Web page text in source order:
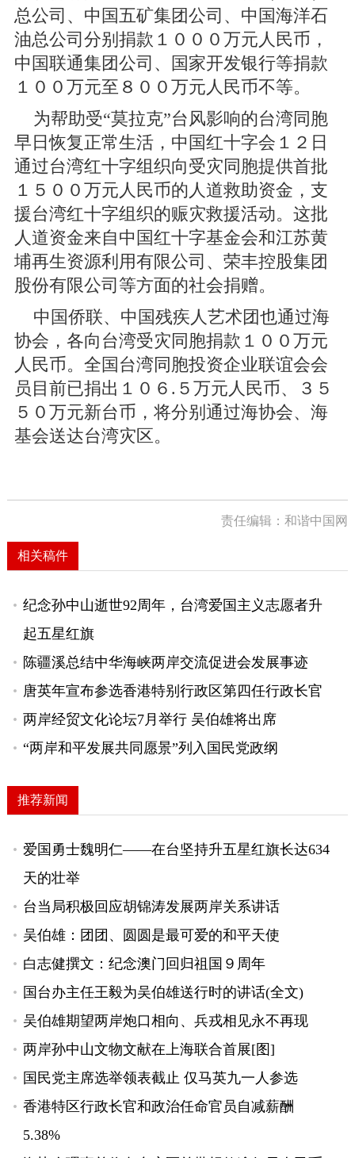
总公司、中国五矿集团公司、中国海洋石
油总公司分别捐款１０００万元人民币，
中国联通集团公司、国家开发银行等捐款
１００万元至８００万元人民币不等。
为帮助受“莫拉克”台风影响的台湾同胞
早日恢复正常生活，中国红十字会１２日
通过台湾红十字组织向受灾同胞提供首批
１５００万元人民币的人道救助资金，支
援台湾红十字组织的赈灾救援活动。这批
人道资金来自中国红十字基金会和江苏黄
埔再生资源利用有限公司、荣丰控股集团
股份有限公司等方面的社会捐赠。
中国侨联、中国残疾人艺术团也通过海
协会，各向台湾受灾同胞捐款１００万元
人民币。全国台湾同胞投资企业联谊会会
员目前已捐出１０６.５万元人民币、３５
５０万元新台币，将分别通过海协会、海
基会送达台湾灾区。
责任编辑：和谐中国网
相关稿件
纪念孙中山逝世92周年，台湾爱国主义志愿者升
起五星红旗
陈疆溪总结中华海峡两岸交流促进会发展事迹
唐英年宣布参选香港特别行政区第四任行政长官
两岸经贸文化论坛7月举行 吴伯雄将出席
“两岸和平发展共同愿景”列入国民党政纲
推荐新闻
爱国勇士魏明仁——在台坚持升五星红旗长达634
天的壮举
台当局积极回应胡锦涛发展两岸关系讲话
吴伯雄：团团、圆圆是最可爱的和平天使
白志健撰文：纪念澳门回归祖国９周年
国台办主任王毅为吴伯雄送行时的讲话(全文)
吴伯雄期望两岸炮口相向、兵戎相见永不再现
两岸孙中山文物文献在上海联合首展[图]
国民党主席选举领表截止 仅马英九一人参选
香港特区行政长官和政治任命官员自减薪酬
5.38%